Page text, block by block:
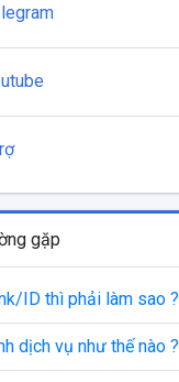
gặp
ID thì phải làm sao ?
dịch vụ như thế nào ?